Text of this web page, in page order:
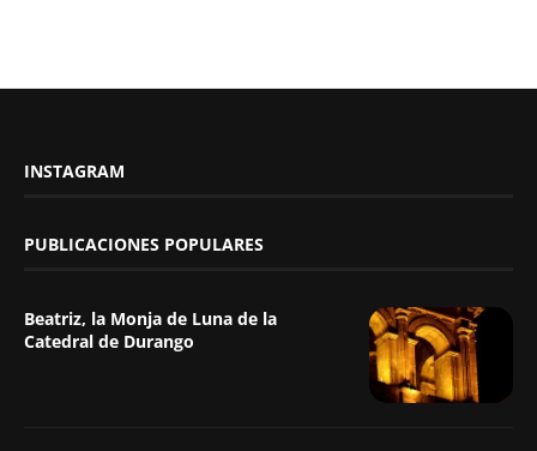
INSTAGRAM
PUBLICACIONES POPULARES
Beatriz, la Monja de Luna de la
Catedral de Durango